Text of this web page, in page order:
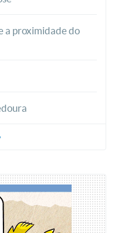
a proximidade do